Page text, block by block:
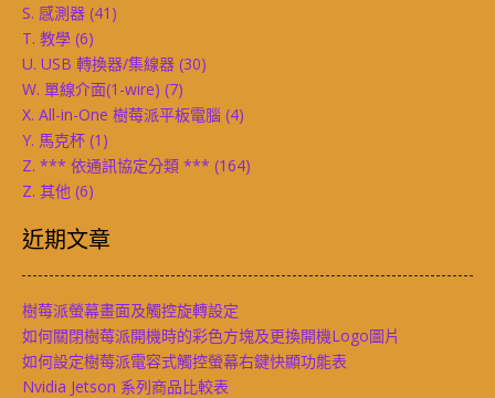
S. 感測器 (41)
T. 教學 (6)
U. USB 轉換器/集線器 (30)
W. 單線介面(1-wire) (7)
X. All-in-One 樹莓派平板電腦 (4)
Y. 馬克杯 (1)
Z. *** 依通訊協定分類 *** (164)
Z. 其他 (6)
近期文章
樹莓派螢幕畫面及觸控旋轉設定
如何關閉樹莓派開機時的彩色方塊及更換開機Logo圖片
如何設定樹莓派電容式觸控螢幕右鍵快顯功能表
Nvidia Jetson 系列商品比較表